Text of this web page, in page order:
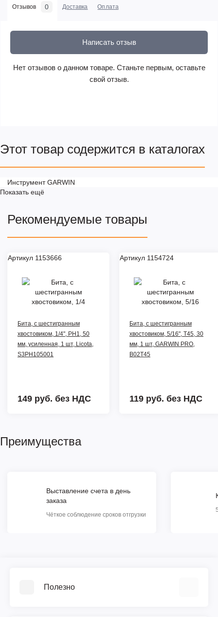
Отзывов 0 Доставка Оплата
Написать отзыв
Нет отзывов о данном товаре. Станьте первым, оставьте
свой отзыв.
Этот товар содержится в каталогах
Инструмент GARWIN
Показать ещё
Рекомендуемые товары
Артикул 1153666
Бита, с шестигранным
хвостовиком, 1/4", PH1, 50
мм, усиленная, 1 шт, Licota,
S3PH105001
149 руб. без НДС
Артикул 1154724
Бита, с шестигранным
хвостовиком, 5/16", T45, 30
мм, 1 шт, GARWIN PRO,
B02T45
119 руб. без НДС
Преимущества
Выставление счета в день
заказа
Чёткое соблюдение сроков отгрузки
Полезно